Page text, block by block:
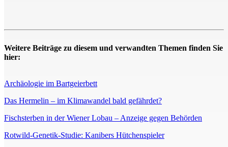
Weitere Beiträge zu diesem und verwandten Themen finden Sie
hier:
Archäologie im Bartgeierbett
Das Hermelin – im Klimawandel bald gefährdet?
Fischsterben in der Wiener Lobau – Anzeige gegen Behörden
Rotwild-Genetik-Studie: Kanibers Hütchenspieler